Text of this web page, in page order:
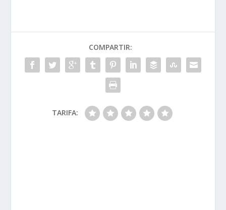
COMPARTIR:
TARIFA: